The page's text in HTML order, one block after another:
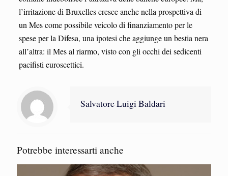
l’irritazione di Bruxelles cresce anche nella prospettiva di
un Mes come possibile veicolo di finanziamento per le
spese per la Difesa, una ipotesi che aggiunge un bestia nera
all’altra: il Mes al riarmo, visto con gli occhi dei sedicenti
pacifisti euroscettici.
Salvatore Luigi Baldari
Potrebbe interessarti anche